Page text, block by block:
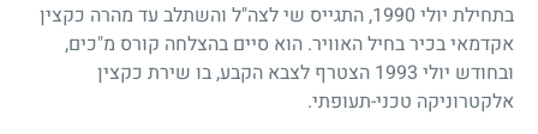
בתחילת יולי 1990, התגייס שי לצה"ל והשתלב עד מהרה כקצין
אקדמאי בכיר בחיל האוויר. הוא סיים בהצלחה קורס מ"כים,
ובחודש יולי 1993 הצטרף לצבא הקבע, בו שירת כקצין
אלקטרוניקה טכני-תעופתי.